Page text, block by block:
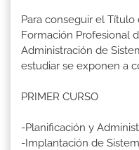
Para conseguir el
Formación Profesional
Administración de
estudiar se exponen a
PRIMER CURSO
-Planificación y
-Implantación de